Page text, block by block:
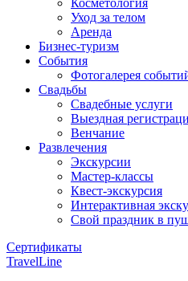
Косметология
Уход за телом
Аренда
Бизнес-туризм
События
Фотогалерея
Свадьбы
Свадебные услуги
Выездная
Венчание
Развлечения
Экскурсии
Мастер-классы
Квест-экскурсия
Интерактивная
Свой праздник в
Сертификаты
TravelLine